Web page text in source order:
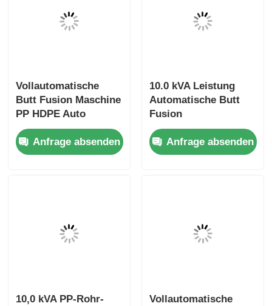
Vollautomatische
Butt Fusion Maschine
PP HDPE Auto
Rohrschweißer 110V -
220VAnfrage absenden
10.0 kVA Leistung
Automatische Butt
Fusion
Schweißmaschine für
HDPE PP Rohr
Anfrage absenden
10,0 kVA PP-Rohr-
Vollautomatische